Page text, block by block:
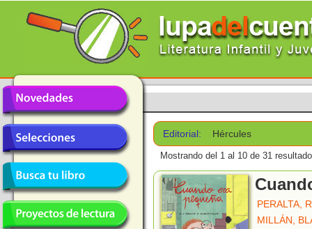
Editorial: Hércules
Mostrando del 1 al 10 de 31
PERALTA,
MILLÁN,